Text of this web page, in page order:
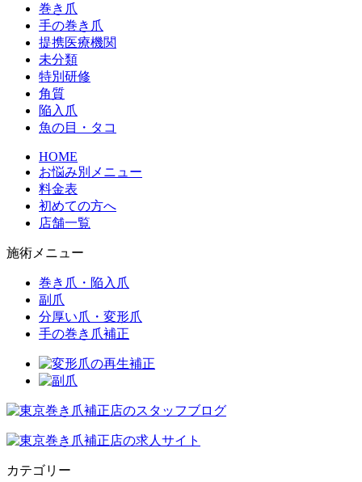
巻き爪
手の巻き爪
提携医療機関
未分類
特別研修
角質
陥入爪
魚の目・タコ
HOME
お悩み別メニュー
料金表
初めての方へ
店舗一覧
施術メニュー
巻き爪・陥入爪
副爪
分厚い爪・変形爪
手の巻き爪補正
カテゴリー